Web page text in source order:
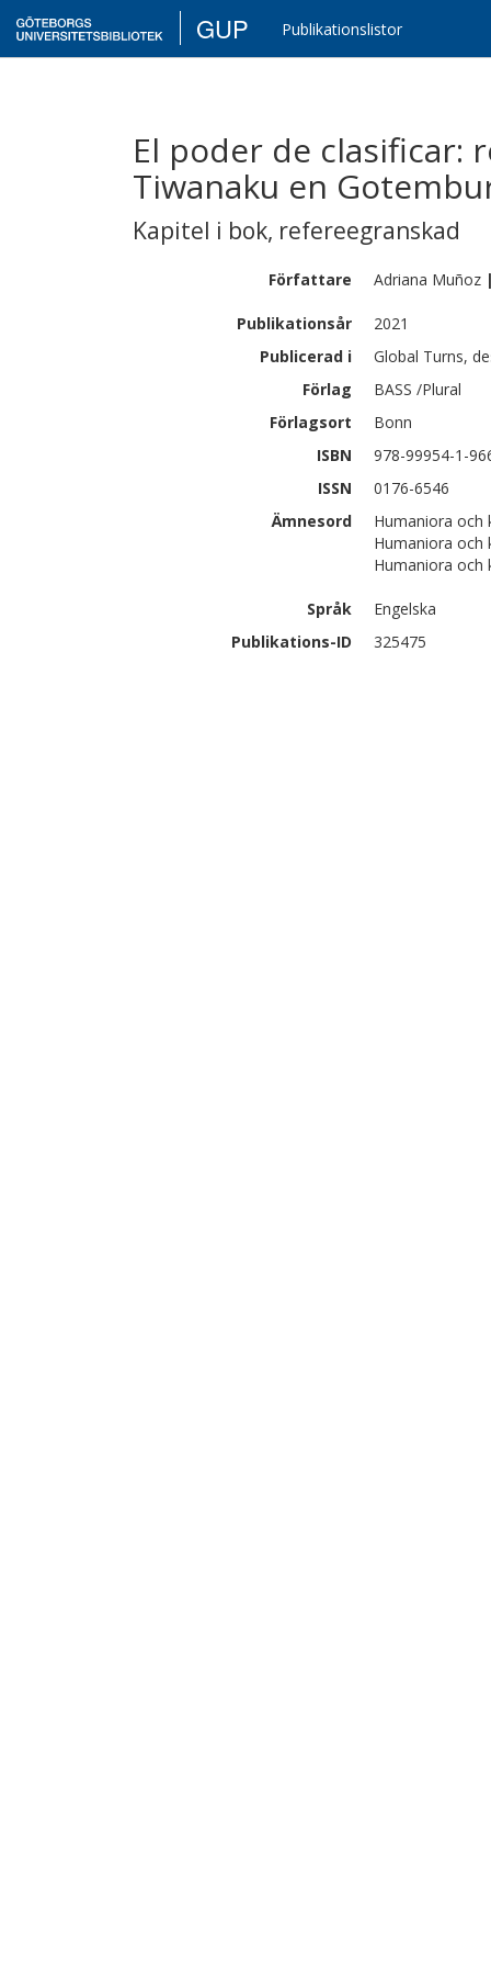
GUP Publikationslistor
El poder de clasificar:
Tiwanaku en
Kapitel i bok, refereegranskad
Författare Adriana Muñoz
Publikationsår
2021
Publicerad i
Global Turns,
Förlag
BASS /Plural
Förlagsort
Bonn
ISBN
978-99954-1-
ISSN
0176-6546
Ämnesord
Humaniora
Humaniora
Humaniora
Språk
Engelska
Publikations-ID
325475